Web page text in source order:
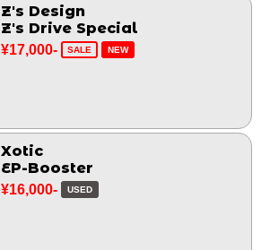
Z's Design
Z's Drive Special
¥17,000- SALE NEW
Xotic
EP-Booster
¥16,000- USED